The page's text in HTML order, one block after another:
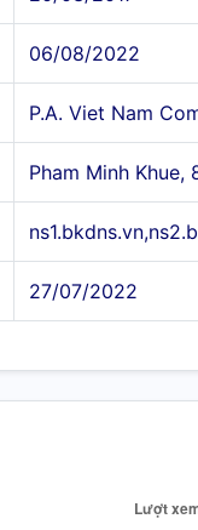
06/08/2022
P.A. Viet Nam
Pham Minh Khue,
27/07/2022